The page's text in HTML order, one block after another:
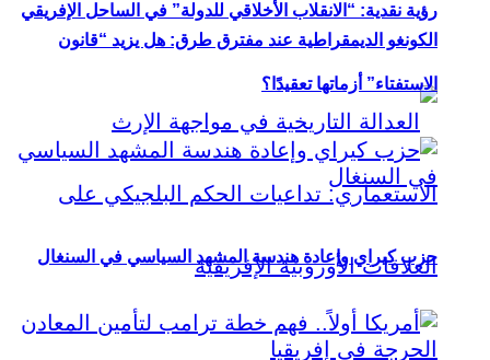
رؤية نقدية: “الانقلاب الأخلاقي للدولة” في الساحل الإفريقي
الكونغو الديمقراطية عند مفترق طرق: هل يزيد “قانون
الاستفتاء” أزماتها تعقيدًا؟
حزب كيراي وإعادة هندسة المشهد السياسي في السنغال